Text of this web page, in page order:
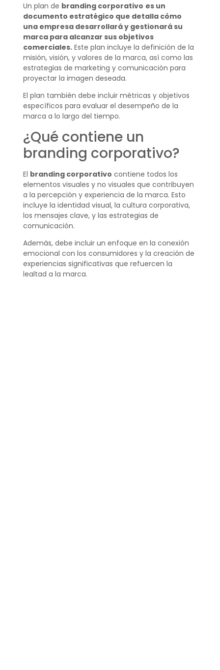
Un plan de branding corporativo es un
documento estratégico que detalla cómo
una empresa desarrollará y gestionará su
marca para alcanzar sus objetivos
comerciales.Este plan incluye la definición de la
misión, visión, y valores de la marca, así como las
estrategias de marketing y comunicación para
proyectar la imagen deseada.
El plan también debe incluir métricas y objetivos
específicos para evaluar el desempeño de la
marca a lo largo del tiempo.
¿Qué contiene un
branding corporativo?
El branding corporativo contiene todos los
elementos visuales y no visuales que contribuyen
a la percepción y experiencia de la marca. Esto
incluye la identidad visual, la cultura corporativa,
los mensajes clave, y las estrategias de
comunicación.
Además, debe incluir un enfoque en la conexión
emocional con los consumidores y la creación de
experiencias significativas que refuercen la
lealtad a la marca.